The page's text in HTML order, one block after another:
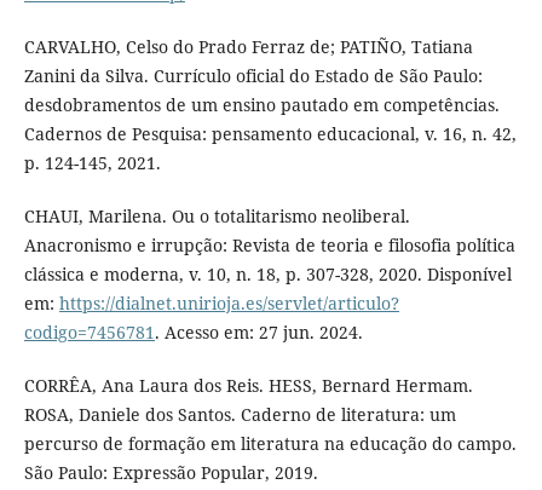
CARVALHO, Celso do Prado Ferraz de; PATIÑO, Tatiana
Zanini da Silva. Currículo oficial do Estado de São Paulo:
desdobramentos de um ensino pautado em competências.
Cadernos de Pesquisa: pensamento educacional, v. 16, n. 42,
p. 124-145, 2021.
CHAUI, Marilena. Ou o totalitarismo neoliberal.
Anacronismo e irrupção: Revista de teoria e filosofia política
clássica e moderna, v. 10, n. 18, p. 307-328, 2020. Disponível
em: https://dialnet.unirioja.es/servlet/articulo?
codigo=7456781 . Acesso em: 27 jun. 2024.
CORRÊA, Ana Laura dos Reis. HESS, Bernard Hermam.
ROSA, Daniele dos Santos. Caderno de literatura: um
percurso de formação em literatura na educação do campo.
São Paulo: Expressão Popular, 2019.